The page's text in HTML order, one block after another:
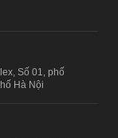
Số 01, phố
Hà Nội